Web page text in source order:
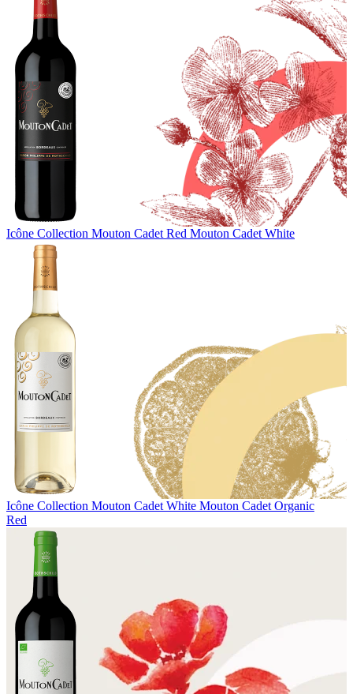
Icône Collection Mouton Cadet Red Mouton Cadet White
Icône Collection Mouton Cadet White Mouton Cadet Organic
Red